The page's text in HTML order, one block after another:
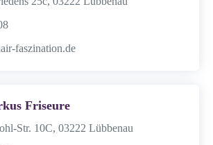
faszination.de
Friseure
Str. 10C, 03222 Lübbenau